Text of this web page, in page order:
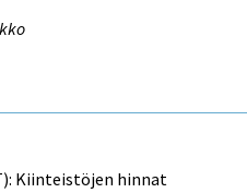
Kiinteistöjen hinnat